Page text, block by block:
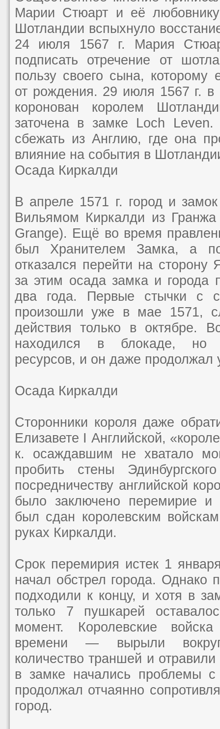
Марии Стюарт и её
Шотландии вспыхнуло
24 июля 1567 г. Мария
подписать отречение от
пользу своего сына, которому
от рождения. 29 июля 1567 г.
коронован королем
заточена в замке Loch
сбежать из Англию, где она
влияние на события в
Осада Киркалди
В апреле 1571 г. город и
Вильямом Киркалди из
Grange). Ещё во время
был Хранителем Замка, а
отказался перейти на
за этим осада замка и города
два года. Первые стычки с
произошли уже в мае 1571,
действия только в октябре.
находился в блокаде, но
ресурсов, и он даже продолжал
Осада Киркалди
Сторонники короля даже
Елизавете I Английской,
к. осаждавшим не хватало
пробить стены
посредничеству английской
было заключено перемирие и
был сдан королевским
руках Киркалди.
Срок перемирия истек 1
начал обстрел города. Однако
подходили к концу, и хотя в
только 7 пушкарей
момент. Королевские
времени — вырыли
количество траншей и
в замке начались проблемы с
продолжал отчаянно
город.